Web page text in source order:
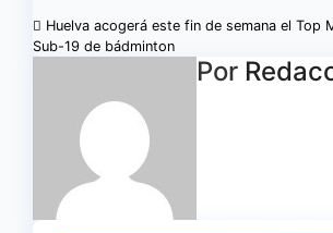
Navegación
entradas
Huelva acogerá este fin de semana el Top
Sub-19 de bádminton
Por